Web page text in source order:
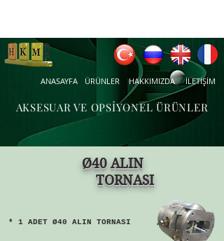
ANASAYFA ÜRÜNLER HAKKIMIZDA İLETİŞİM
AKSESUAR VE OPSİYONEL ÜRÜNLER
Ø40 ALIN
TORNASI
* 1 ADET Ø40 ALIN TORNASI